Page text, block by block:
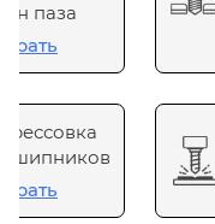
паза